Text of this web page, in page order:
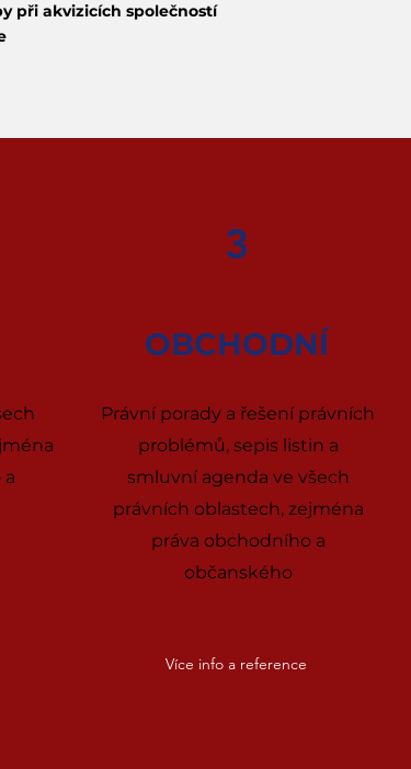
při akvizicích společností
a
3
OBCHODNÍ
Právní porady a řešení právních
problémů, sepis listin a
smluvní agenda ve všech
právních oblastech, zejména
práva obchodního a
občanského
Více info a reference